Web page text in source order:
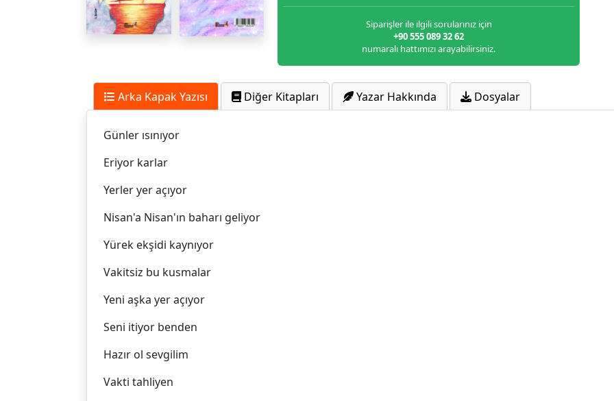
Siparişler ile ilgili sorularınız için
+90 555 089 32 62
numaralı hattımızı arayabilirsiniz.
Arka Kapak Yazısı Diğer Kitapları Yazar Hakkında Dosyalar
Günler ısınıyor
Eriyor karlar
Yerler yer açıyor
Nisan'a Nisan'ın baharı geliyor
Yürek ekşidi kaynıyor
Vakitsiz bu kusmalar
Yeni aşka yer açıyor
Seni itiyor benden
Hazır ol sevgilim
Vakti tahliyen